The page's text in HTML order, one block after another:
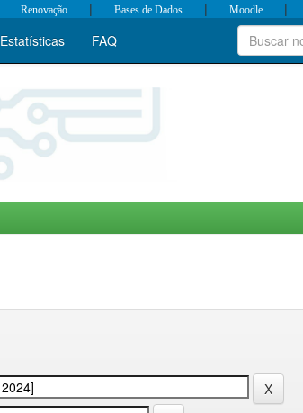
Renovação | Bases de Dados | Moodle |
Estatísticas FAQ